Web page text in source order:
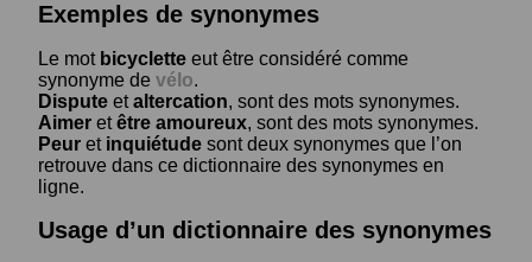
Exemples de synonymes
Le mot bicyclette eut être considéré comme
synonyme de vélo.
Dispute etaltercation, sont des mots synonymes.
Aimer etêtre amoureux, sont des mots synonymes.
Peur et inquiétude sont deux synonymes que l’on
retrouve dans ce dictionnaire des synonymes en
ligne.
Usage d’un dictionnaire des synonymes